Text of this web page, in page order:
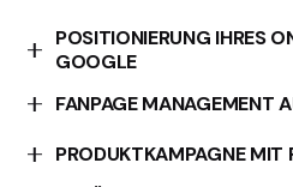
POSITIONIERUNG IHRES
GOOGLE
Optimieren Sie die
FANPAGE MANAGEMENT
Wir kümmern uns um die
PRODUKTKAMPAGNE MIT